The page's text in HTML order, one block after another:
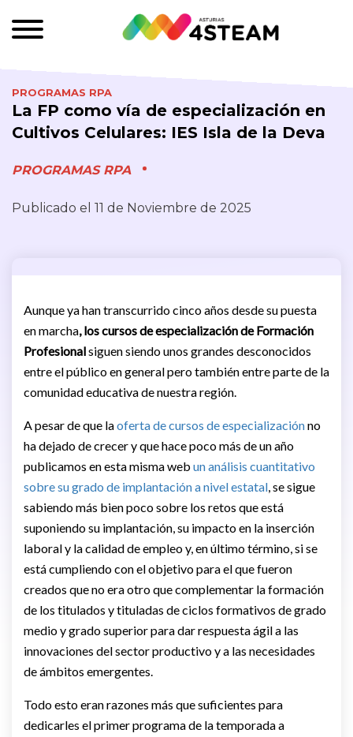
PROGRAMAS RPA
La FP como vía de especialización en
Cultivos Celulares: IES Isla de la Deva
PROGRAMAS RPA
Publicado el 11 de Noviembre de 2025
Aunque ya han transcurrido cinco años desde su puesta
en marcha, los cursos de especialización de Formación
Profesionalsiguen siendo unos grandes desconocidos
entre el público en general pero también entre parte de la
comunidad educativa de nuestra región.
A pesar de que laoferta de cursos de especializaciónno
ha dejado de crecer y que hace poco más de un año
publicamos en esta misma web un análisis cuantitativo
sobre su grado de implantación a nivel estatal, se sigue
sabiendo más bien poco sobre los retos que está
suponiendo su implantación, su impacto en la inserción
laboral y la calidad de empleo y, en último término, si se
está cumpliendo con el objetivo para el que fueron
creados que no era otro que complementar la formación
de los titulados y tituladas de ciclos formativos de grado
medio y grado superior para dar respuesta ágil a las
innovaciones del sector productivo y a las necesidades
de ámbitos emergentes.
Todo esto eran razones más que suficientes para
dedicarles el primer programa de la temporada a